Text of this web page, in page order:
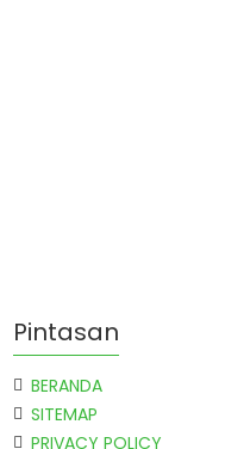
Pintasan
BERANDA
SITEMAP
PRIVACY POLICY